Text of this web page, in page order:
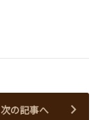
次の記事へ